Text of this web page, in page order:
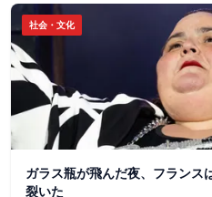
社会・文化
ガラス瓶が飛んだ夜、フランス
裂いた